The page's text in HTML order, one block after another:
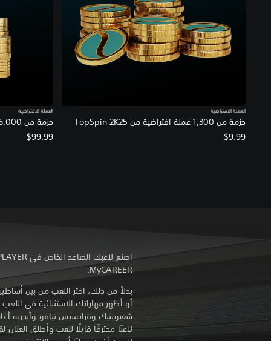
حزمة من 1,300 عملة افتراضية من TopSpin 2K25
العملة الافتراضية
$9.99
حزمة من 16,000 عملة افتراضية من TopSpin 2K25
العملة الافتراضية
$99.99
MyCAREER.
بدلاً من ذلك، اختر اللعب من بين أساطير
أو أظهر مهاراتك الاستثنائية في اللعب
لاعبًا محترفًا قابلًا للعب وأطلق العنان